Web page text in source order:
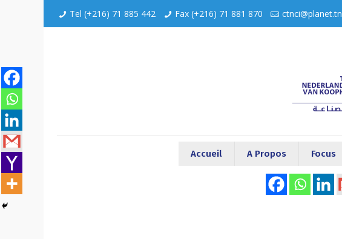
Tel (+216) 71 885 442 Fax (+216) 71 881 870 ctnci@planet.tn
Accueil A Propos Focus